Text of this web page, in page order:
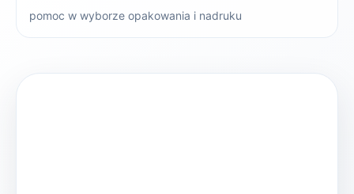
pomoc w wyborze opakowania i nadruku